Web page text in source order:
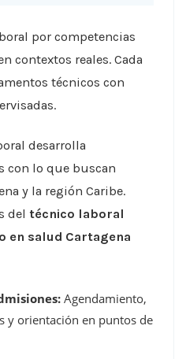
por competencias
contextos reales. Cada
técnicos con
desarrolla
con lo que buscan
y la región Caribe.
del técnico laboral
en salud Cartagena
Agendamiento,
y orientación en puntos de